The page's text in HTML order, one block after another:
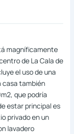
magníficamente
de La Cala de
el uso de una
casa también
que podría
estar principal es
privado en un
lavadero